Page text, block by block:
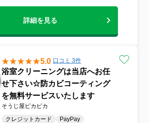
詳細を見る
5.0 口コミ 3件
浴室クリーニングは当店へお任
せ下さい☆防カビコーティング
を無料サービスいたします
そうじ屋ピカピカ
クレジットカード
PayPay